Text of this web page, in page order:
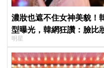
濃妝也遮不住女神美貌！
型曝光，韓網狂讚：臉比
明星